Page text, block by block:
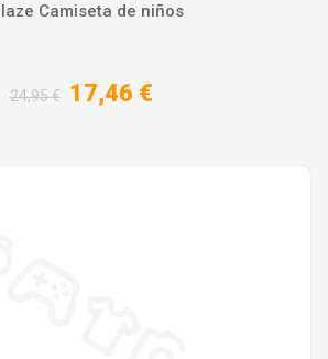
Camiseta de niños
24,95 € 17,46 €